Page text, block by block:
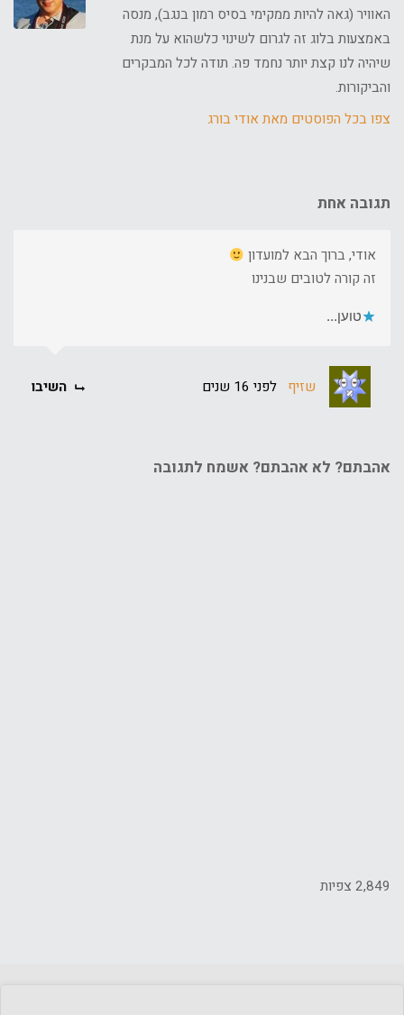
האוויר (גאה להיות ממקימי בסיס רמון בנגב), מנסה
באמצעות בלוג זה לגרום לשינוי כלשהוא על מנת
שיהיה לנו קצת יותר נחמד פה. תודה לכל המבקרים
והביקורות.
צפו בכל הפוסטים מאת אודי בורג
תגובה אחת
אודי, ברוך הבא למועדון
זה קורה לטובים שבנינו
טוען...
שזיף לפני 16 שנים השיבו
אהבתם? לא אהבתם? אשמח לתגובה
2,849 צפיות